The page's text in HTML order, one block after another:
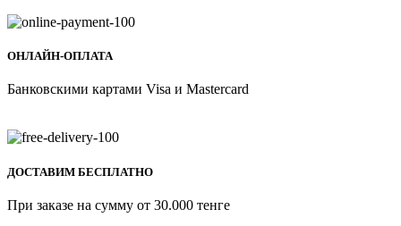
ОНЛАЙН-ОПЛАТА
Банковскими картами Visa и Mastercard
ДОСТАВИМ БЕСПЛАТНО
При заказе на сумму от 30.000 тенге